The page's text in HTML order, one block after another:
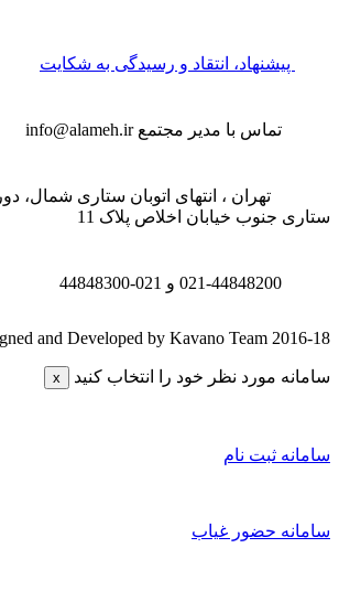
پیشنهاد، انتقاد و رسیدگی به شکایت
تماس با مدیر مجتمعinfo@alameh.ir
تهران ، انتهای اتوبان ستاری شمال،
جنوب خیابان اخلاص پلاک 11
021-44848200 و 021-44848300
and Developed by Kavano Team 2016-
مورد نظر خود را انتخاب کنید
ثبت نام
حضور غیاب